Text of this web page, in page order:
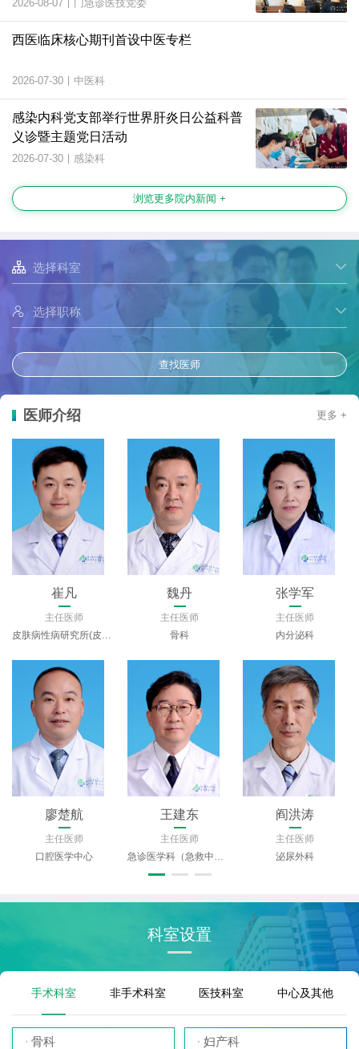
2026-08-07 | 门急诊医技党委
西医临床核心期刊首设中医专栏
2026-07-30 | 中医科
感染内科党支部举行世界肝炎日公益科普
义诊暨主题党日活动
2026-07-30 | 感染科
浏览更多院内新闻 +


查找医师
医师介绍 更多 +
崔凡
主任医师
皮肤病性病研究所(皮肤科)
魏丹
主任医师
骨科
张学军
主任医师
内分泌科
廖楚航
主任医师
口腔医学中心
王建东
主任医师
急诊医学科（急救中心）
阎洪涛
主任医师
泌尿外科
科室设置
手术科室 非手术科室 医技科室 中心及其他
骨科 妇产科